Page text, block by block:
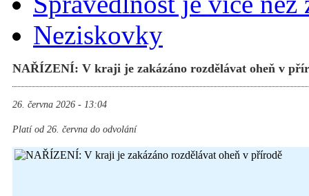
Neziskovky
NAŘÍZENÍ: V kraji je zakázáno rozdělávat oheň v
26. června 2026 - 13:04
Platí od 26. června do odvolání